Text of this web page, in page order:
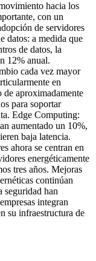
hacia los
con un
de servidores
datos: a medida que
de datos, la
12% anual.
cada vez mayor
en
de aproximadamente
para soportar
Edge Computing:
aumentado un 10%,
baja latencia.
ahora se centran en
energéticamente
tres años. Mejoras
continúan
seguridad han
integran
su infraestructura de